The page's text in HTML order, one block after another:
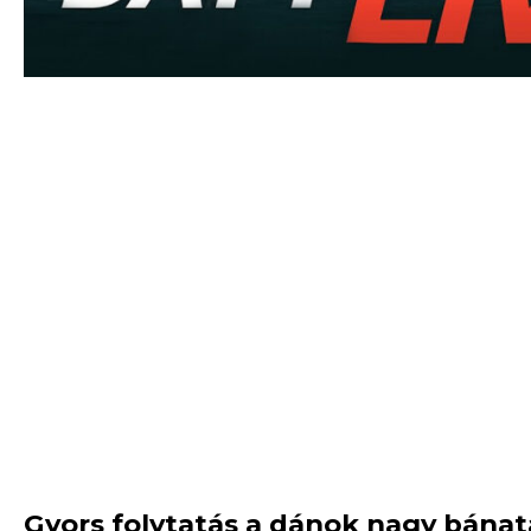
Gyors folytatás a dánok nagy